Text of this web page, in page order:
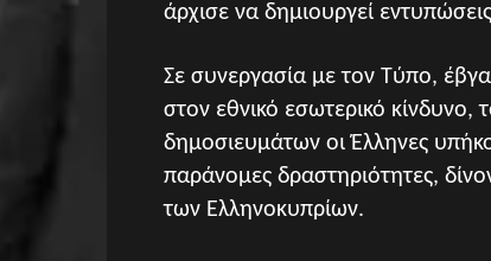
άρχισε να δημιουργεί
Σε συνεργασία με τον Τύπο,
στον εθνικό εσωτερικό
δημοσιευμάτων οι Έλληνες
παράνομες δραστηριότητες,
των Ελληνοκυπρίων.